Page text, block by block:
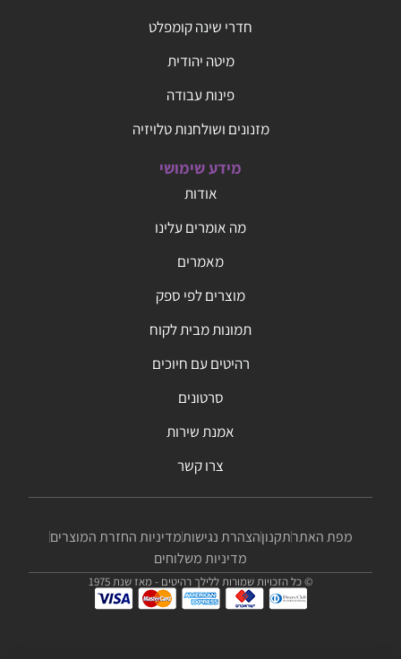
חדרי שינה קומפלט
מיטה יהודית
פינות עבודה
מזנונים ושולחנות טלויזיה
מידע שימושי
אודות
מה אומרים עלינו
מאמרים
מוצרים לפי ספק
תמונות מבית לקוח
רהיטים עם חיוכים
סרטונים
אמנת שירות
צרו קשר
מפת האתרתקנוןהצהרת נגישותמדיניות החזרת המוצרים
מדיניות משלוחים
© כל הזכויות שמורות ללילך רהיטים - מאז שנת 1975